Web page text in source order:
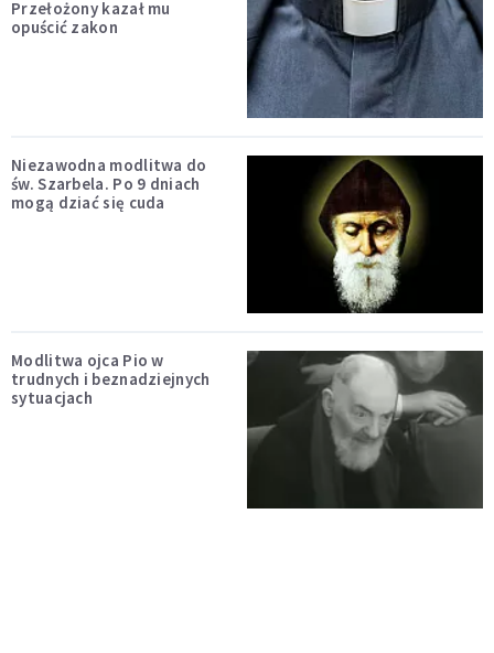
Przełożony kazał mu
opuścić zakon
Niezawodna modlitwa do
św. Szarbela. Po 9 dniach
mogą dziać się cuda
Modlitwa ojca Pio w
trudnych i beznadziejnych
sytuacjach